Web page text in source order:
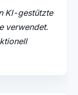
KI-gestützte
verwendet.